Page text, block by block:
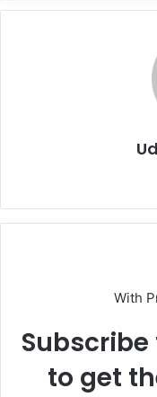
With
to get